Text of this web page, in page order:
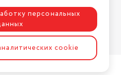
178°
HDR10+
963.9x643.6x334.3 мм
ASTDESIGN
персональных
cookie